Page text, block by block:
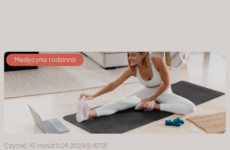
Medycyna rodzinna
Czytać 10 minut11.09.2023 15731